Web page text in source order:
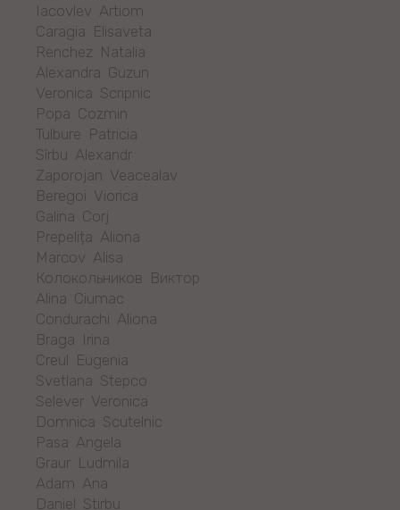
Iacovlev Artiom
Caragia Elisaveta
Renchez Natalia
Alexandra Guzun
Veronica Scripnic
Popa Cozmin
Tulbure Patricia
Sîrbu Alexandr
Zaporojan Veacealav
Beregoi Viorica
Galina Corj
Prepelița Aliona
Marcov Alisa
Колокольников Виктор
Alina Ciumac
Condurachi Aliona
Braga Irina
Creul Eugenia
Svetlana Stepco
Selever Veronica
Domnica Scutelnic
Pasa Angela
Graur Ludmila
Adam Ana
Daniel Stirbu